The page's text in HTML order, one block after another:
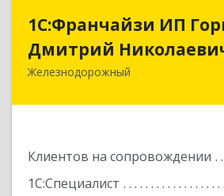
1С:Франчайзи ИП
Дмитрий
Железнодорожный
Клиентов на сопровождении
1С:Специалист
1С:Франчайзи
Дмитрий
143980, Московская обл,